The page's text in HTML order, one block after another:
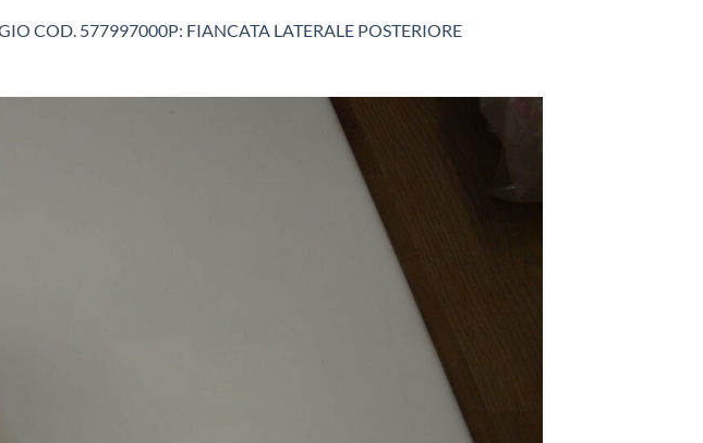
COD. 577997000P: FIANCATA LATERALE POSTERIORE